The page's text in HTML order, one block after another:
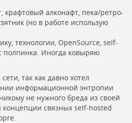
крафтовый алконафт, пека/ретро-
(но в работе использую
технологии, OpenSource, self-
полпинка. Иногда ковыряю
так как давно хотел
информационной энтропии
не нужного бреда из своей
концепции связных self-hosted